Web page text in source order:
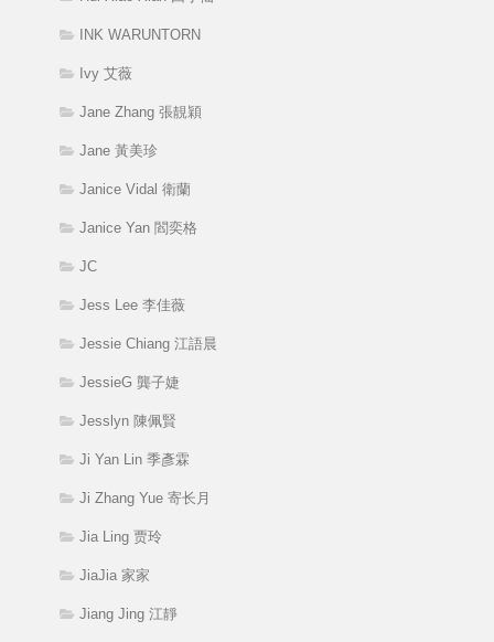
INK WARUNTORN
Ivy 艾薇
Jane Zhang 張靚穎
Jane 黃美珍
Janice Vidal 衛蘭
Janice Yan 閻奕格
JC
Jess Lee 李佳薇
Jessie Chiang 江語晨
JessieG 龔子婕
Jesslyn 陳佩賢
Ji Yan Lin 季彥霖
Ji Zhang Yue 寄长月
Jia Ling 贾玲
JiaJia 家家
Jiang Jing 江靜